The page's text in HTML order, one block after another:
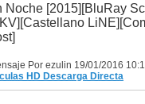
Noche [2015][BluRay
Por ezulin 19/01/2016
HD Descarga Directa